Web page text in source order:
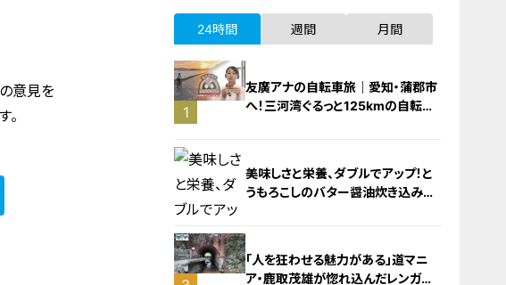
意見を
。
24時間 週間 月間
1
友廣アナの自転車旅｜愛知・蒲郡市
へ！三河湾ぐるっと125kmの自転車
美味しさと栄養、ダブルでアップ！と
うもろこしのバター醤油炊き込みご
「人を狂わせる魅力がある」道マニ
ア・鹿取茂雄が惚れ込んだレンガの